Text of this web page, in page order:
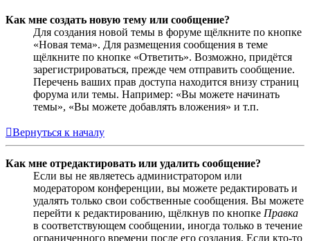
Как мне создать новую тему или сообщение?
Для создания новой темы в форуме щёлкните по кнопке
«Новая тема». Для размещения сообщения в теме
щёлкните по кнопке «Ответить». Возможно, придётся
зарегистрироваться, прежде чем отправить сообщение.
Перечень ваших прав доступа находится внизу страниц
форума или темы. Например: «Вы можете начинать
темы», «Вы можете добавлять вложения» и т.п.
Вернуться к началу
Как мне отредактировать или удалить сообщение?
Если вы не являетесь администратором или
модератором конференции, вы можете редактировать и
удалять только свои собственные сообщения. Вы можете
перейти к редактированию, щёлкнув по кнопке Правка
в соответствующем сообщении, иногда только в течение
ограниченного времени после его создания. Если кто-то